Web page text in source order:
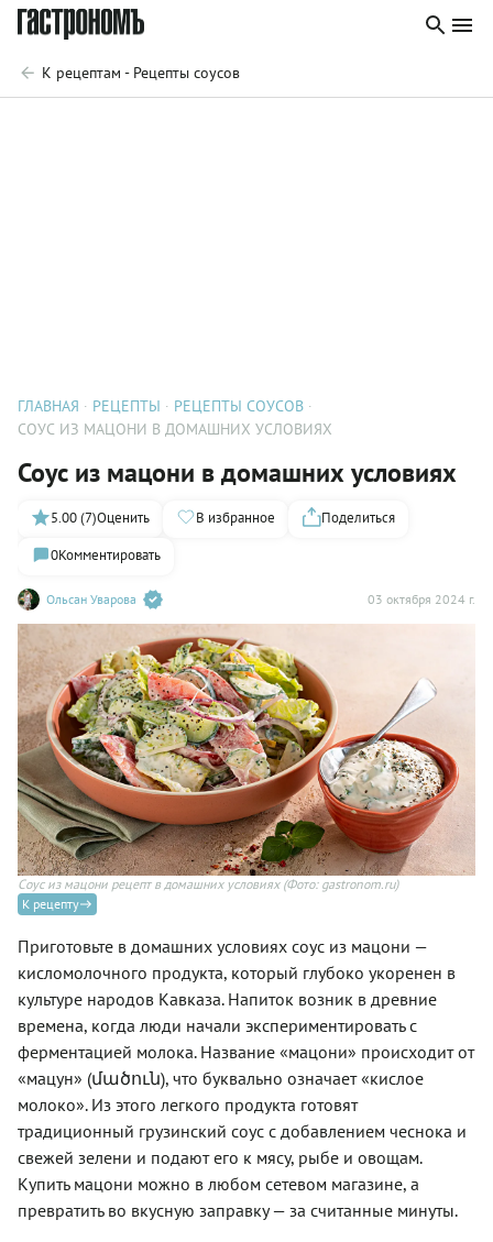
К рецептам - Рецепты соусов
ГЛАВНАЯ РЕЦЕПТЫ
РЕЦЕПТЫ СОУСОВ
СОУС ИЗ МАЦОНИ В ДОМАШНИХ УСЛОВИЯХ
Соус из мацони в домашних условиях
Ольсан Уварова 03 октября 2024 г.
5.00 (7)Оценить В избранное
Поделиться
0Комментировать
Соус из мацони рецепт в домашних условиях(Фото: gastronom.ru)
К рецепту
Приготовьте в домашних условиях соус из мацони —
кисломолочного продукта, который глубоко укоренен в
культуре народов Кавказа. Напиток возник в древние
времена, когда люди начали экспериментировать с
ферментацией молока. Название «мацони» происходит от
«мацун» (մածուն), что буквально означает «кислое
молоко». Из этого легкого продукта готовят
традиционный грузинский соус с добавлением чеснока и
свежей зелени и подают его к мясу, рыбе и овощам.
Купить мацони можно в любом сетевом магазине, а
превратить во вкусную заправку — за считанные минуты.